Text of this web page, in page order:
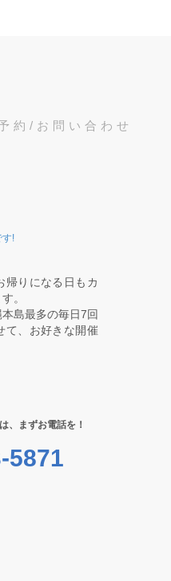
約/お問い合わせ
す!
帰りになる日もカ
。
島最多の毎日7回
て、お好きな開催
、まずお電話を！
5871